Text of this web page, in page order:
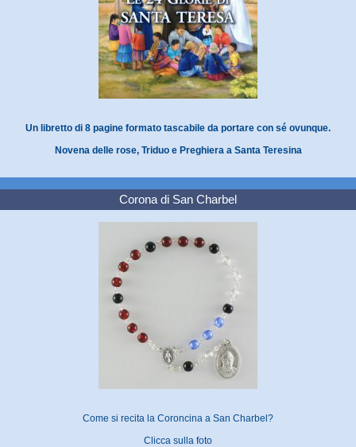
Un libretto di 8 pagine formato tascabile da portare con sé ovunque.
Novena delle rose, Triduo e Preghiera a Santa Teresina
Corona di San Charbel
Come si recita la Coroncina a San Charbel?
Clicca sulla foto